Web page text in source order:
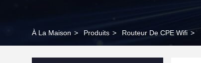
À La Maison > Produits > Routeur De CPE Wifi >